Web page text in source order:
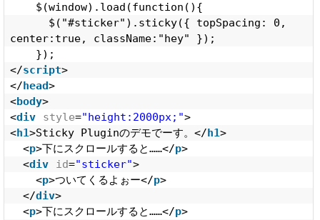
$(window).load(function(){
$("#sticker").sticky({ topSpacing: 0,
center:true, className:"hey" });
});
</script>
</head>
<body>
<div style="height:2000px;">
<h1>Sticky Pluginのデモでーす。</h1>
<p>下にスクロールすると……</p>
<div id="sticker">
<p>ついてくるよぉー</p>
</div>
<p>下にスクロールすると……</p>